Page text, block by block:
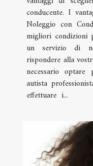
conducente. I
Noleggio con
migliori condizioni
un servizio di
rispondere alla
necessario
autista
effettuare i...